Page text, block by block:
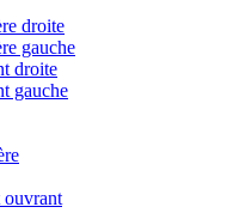
droite
gauche
droite
gauche
ouvrant